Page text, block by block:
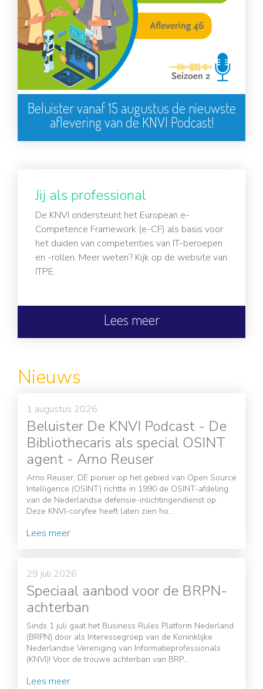
Beluister vanaf 15 augustus de nieuwste
aflevering van de KNVI Podcast!
Jij als professional
De KNVI ondersteunt het European e-
Competence Framework (e-CF) als basis voor
het duiden van competenties van IT-beroepen
en -rollen. Meer weten? Kijk op de website van
ITPE.
Lees meer
Nieuws
1 augustus 2026
Beluister De KNVI Podcast - De
Bibliothecaris als special OSINT
agent - Arno Reuser
Arno Reuser, DE pionier op het gebied van Open Source
Intelligence (OSINT) richtte in 1990 de OSINT-afdeling
van de Nederlandse defensie-inlichtingendienst op.
Deze KNVI-coryfee heeft laten zien ho...
Lees meer
29 juli 2026
Speciaal aanbod voor de BRPN-
achterban
Sinds 1 juli gaat het Business Rules Platform Nederland
(BRPN) door als Interessegroep van de Koninklijke
Nederlandse Vereniging van Informatieprofessionals
(KNVI)! Voor de trouwe achterban van BRP...
Lees meer